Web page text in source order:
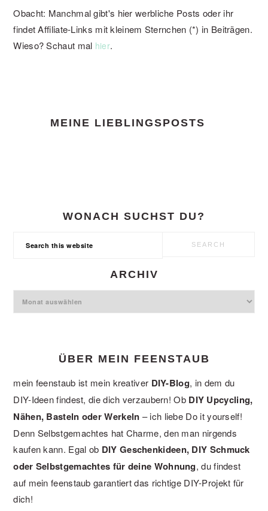
Obacht: Manchmal gibt's hier werbliche Posts oder ihr
findet Affiliate-Links mit kleinem Sternchen (*) in Beiträgen.
Wieso? Schaut mal hier.
MEINE LIEBLINGSPOSTS
WONACH SUCHST DU?
ARCHIV
Archiv
ÜBER MEIN FEENSTAUB
mein feenstaub ist mein kreativer DIY-Blog, in dem du
DIY-Ideen findest, die dich verzaubern! Ob DIY Upcycling,
Nähen, Basteln oder Werkeln – ich liebe Do it yourself!
Denn Selbstgemachtes hat Charme, den man nirgends
kaufen kann. Egal ob DIY Geschenkideen, DIY Schmuck
oder Selbstgemachtes für deine Wohnung, du findest
auf mein feenstaub garantiert das richtige DIY-Projekt für
dich!